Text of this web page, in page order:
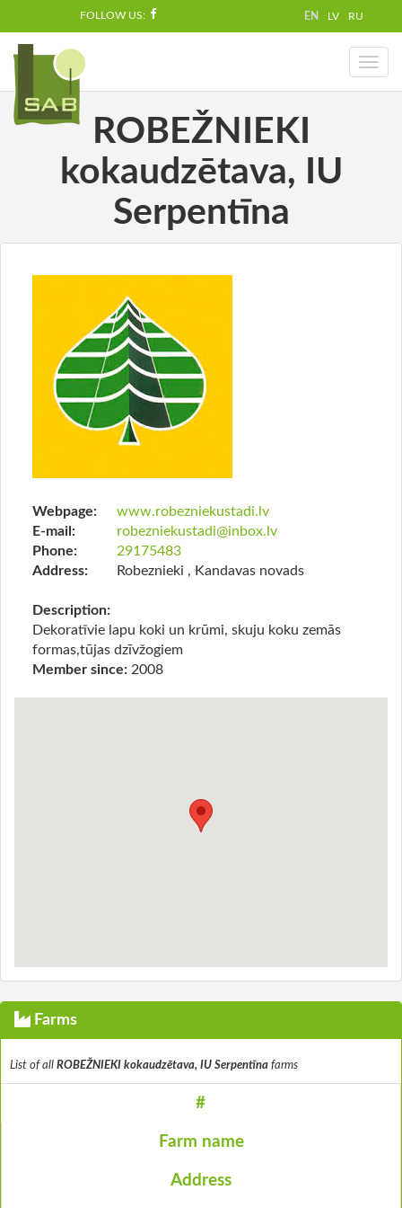
FOLLOW US: EN LV RU
Toggle
ROBEŽNIEKI
kokaudzētava, IU
Serpentīna
Webpage:
www.robezniekustadi.lv
E-mail:
robezniekustadi@inbox.lv
Phone:
29175483
Address:
Robeznieki , Kandavas novads
Description:
Dekoratīvie lapu koki un krūmi, skuju koku zemās
formas,tūjas dzīvžogiem
Member since: 2008
Farms
List of all ROBEŽNIEKI kokaudzētava, IU Serpentīna farms
#
Farm name
Address